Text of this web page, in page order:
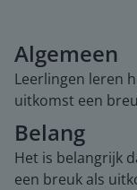
Algemeen
Leerlingen leren
uitkomst een
Belang
Het is belangrijk
een breuk als